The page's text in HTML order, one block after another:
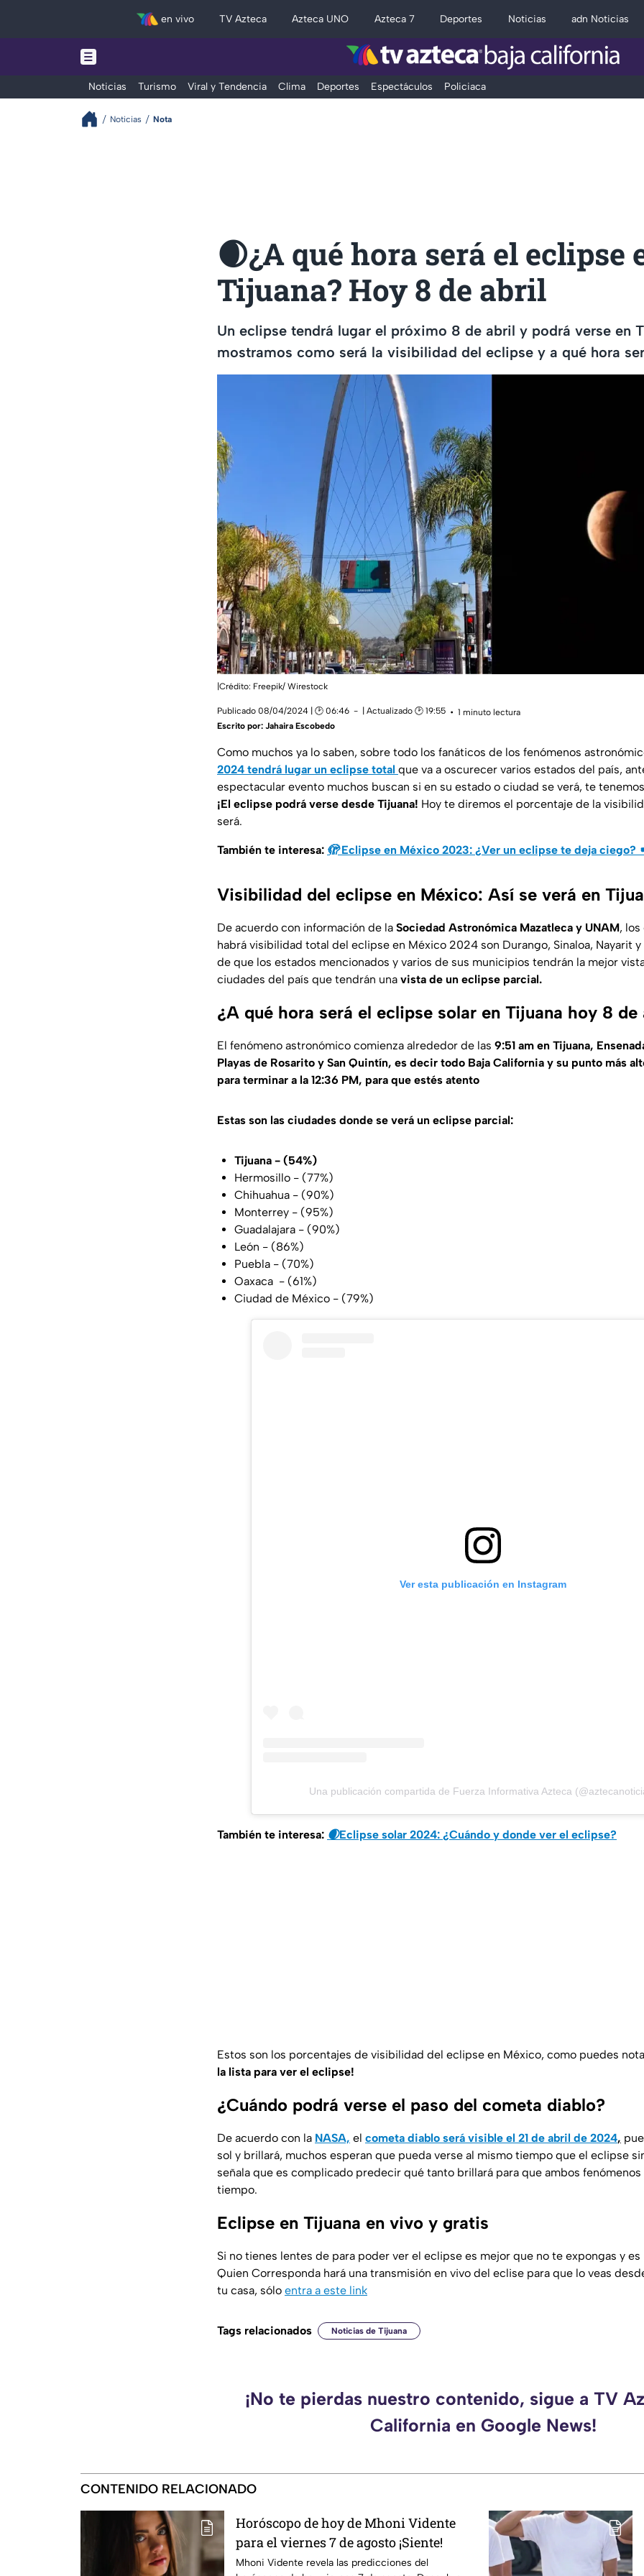
en vivo TV Azteca Azteca UNO Azteca 7 Deportes Noticias adn Noticias
Noticias Turismo Viral y Tendencia Clima Deportes Espectáculos Policiaca
Noticias Nota
🌒¿A qué hora será el eclipse
Tijuana? Hoy 8 de abril
Un eclipse tendrá lugar el próximo 8 de abril y podrá verse en
mostramos como será la visibilidad del eclipse y a qué hora
|Crédito: Freepik/ Wirestock
Publicado 08/04/2024 | 🕑 06:46 | Actualizado 🕑 19:55
1 minuto lectura
Escrito por: Jahaira Escobedo
Como muchos ya lo saben, sobre todo los fanáticos de los fenómenos
2024 tendrá lugar un eclipse total que va a oscurecer varios estados del país,
espectacular evento muchos buscan si en su estado o ciudad se verá, te
¡El eclipse podrá verse desde Tijuana! Hoy te diremos el porcentaje de la
será.
También te interesa: 🫣 Eclipse en México 2023: ¿Ver un eclipse te deja ciego?
Visibilidad del eclipse en México: Así se verá en
De acuerdo con información de la Sociedad Astronómica Mazatleca y UNAM,
habrá visibilidad total del eclipse en México 2024 son Durango, Sinaloa, Nayarit y
de que los estados mencionados y varios de sus municipios tendrán la mejor
ciudades del país que tendrán una vista de un eclipse parcial.
¿A qué hora será el eclipse solar en Tijuana hoy 8 de
El fenómeno astronómico comienza alrededor de las 9:51 am en Tijuana,
Playas de Rosarito y San Quintín, es decir todo Baja California y su punto más alto
para terminar a la 12:36 PM, para que estés atento
Estas son las ciudades donde se verá un eclipse parcial:
Tijuana - (54%)
Hermosillo - (77%)
Chihuahua - (90%)
Monterrey - (95%)
Guadalajara - (90%)
León - (86%)
Puebla - (70%)
Oaxaca - (61%)
Ciudad de México - (79%)
Ver esta publicación en Instagram
Una publicación compartida de Fuerza Informativa Azteca
También te interesa: 🌒Eclipse solar 2024: ¿Cuándo y donde ver el eclipse?
Estos son los porcentajes de visibilidad del eclipse en México, como puedes
la lista para ver el eclipse!
¿Cuándo podrá verse el paso del cometa diablo?
De acuerdo con la NASA, el cometa diablo será visible el 21 de abril de 2024,
sol y brillará, muchos esperan que pueda verse al mismo tiempo que el eclipse
señala que es complicado predecir qué tanto brillará para que ambos
tiempo.
Eclipse en Tijuana en vivo y gratis
Si no tienes lentes de para poder ver el eclipse es mejor que no te expongas y
Quien Corresponda hará una transmisión en vivo del eclise para que lo veas
tu casa, sólo entra a este link
Tags relacionados Noticias de Tijuana
¡No te pierdas nuestro contenido, sigue a TV
California en Google News!
CONTENIDO RELACIONADO
Horóscopo de hoy de Mhoni Vidente
para el viernes 7 de agosto ¡Siente!
Mhoni Vidente revela las predicciones del